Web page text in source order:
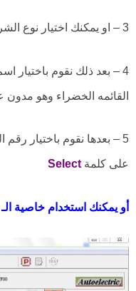
3 – او يمكنك اختيار نوع الشريحه من القائمه الصفراء
4 – بعد ذلك نقوم
القائمه الخضراء وهو مدون
5 – بعدها نقوم باختيار
على كلمة Select
أو يمكنك استخدام خاصية الـ Auto Select 25